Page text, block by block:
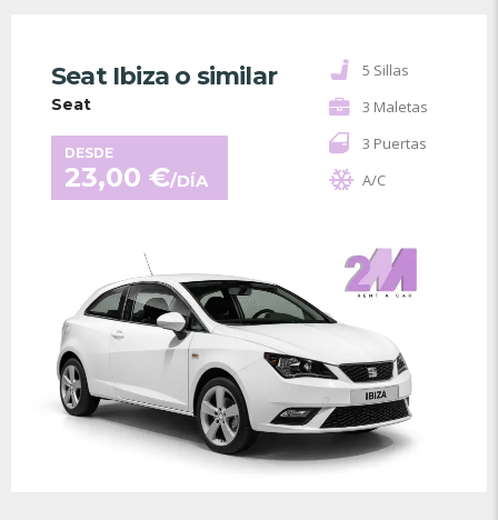
Seat Ibiza o similar
Seat
DESDE
23,00 €/DÍA
5 Sillas
3 Maletas
3 Puertas
A/C